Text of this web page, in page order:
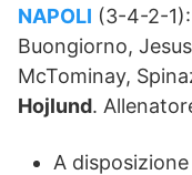
NAPOLI (3-4-2-
Buongiorno,
McTominay,
Hojlund.
A